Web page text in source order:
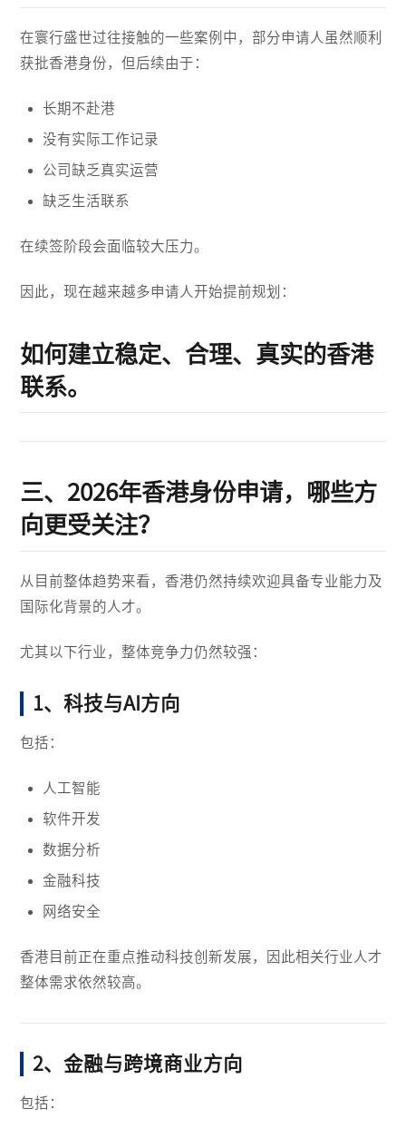
在寰行盛世过往接触的一些案例中，部分申请人虽然顺利
获批香港身份，但后续由于：
长期不赴港
没有实际工作记录
公司缺乏真实运营
缺乏生活联系
在续签阶段会面临较大压力。
因此，现在越来越多申请人开始提前规划：
如何建立稳定、合理、真实的香港
联系。
三、2026年香港身份申请，哪些方
向更受关注？
从目前整体趋势来看，香港仍然持续欢迎具备专业能力及
国际化背景的人才。
尤其以下行业，整体竞争力仍然较强：
1、科技与AI方向
包括：
人工智能
软件开发
数据分析
金融科技
网络安全
香港目前正在重点推动科技创新发展，因此相关行业人才
整体需求依然较高。
2、金融与跨境商业方向
包括：